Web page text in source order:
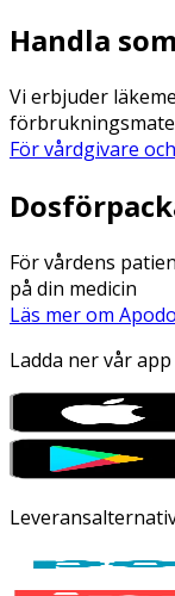
Handla
Vi erbjuder
För vårdgivare
För vårdens
på din medicin
Läs mer om
Ladda ner vår app